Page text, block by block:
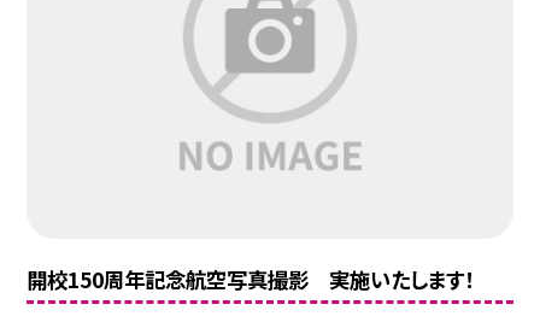
開校150周年記念航空写真撮影 実施いたします！